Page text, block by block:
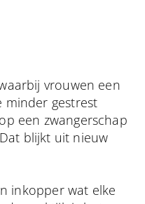
vrouwen een
minder gestrest
een zwangerschap
blijkt uit nieuw
inkopper wat elke